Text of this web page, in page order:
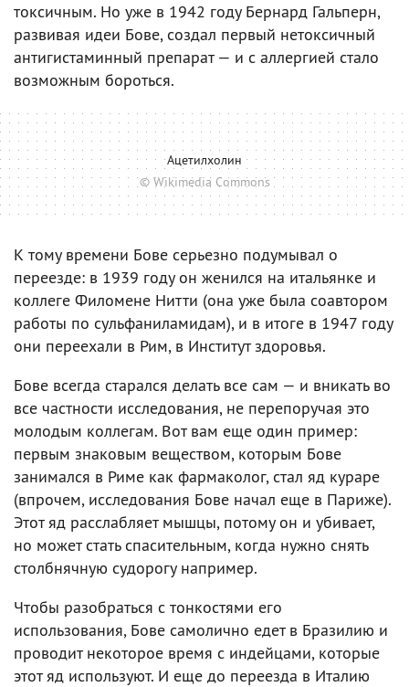
токсичным. Но уже в 1942 году Бернард Гальперн,
развивая идеи Бове, создал первый нетоксичный
антигистаминный препарат — и с аллергией стало
возможным бороться.
Ацетилхолин
© Wikimedia Commons
К тому времени Бове серьезно подумывал о
переезде: в 1939 году он женился на итальянке и
коллеге Филомене Нитти (она уже была соавтором
работы по сульфаниламидам), и в итоге в 1947 году
они переехали в Рим, в Институт здоровья.
Бове всегда старался делать все сам — и вникать во
все частности исследования, не перепоручая это
молодым коллегам. Вот вам еще один пример:
первым знаковым веществом, которым Бове
занимался в Риме как фармаколог, стал яд кураре
(впрочем, исследования Бове начал еще в Париже).
Этот яд расслабляет мышцы, потому он и убивает,
но может стать спасительным, когда нужно снять
столбнячную судорогу например.
Чтобы разобраться с тонкостями его
использования, Бове самолично едет в Бразилию и
проводит некоторое время с индейцами, которые
этот яд используют. И еще до переезда в Италию